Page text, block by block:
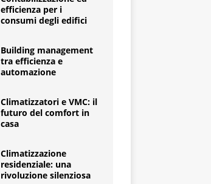
efficienza per i
consumi degli edifici
Building management
tra efficienza e
automazione
Climatizzatori e VMC: il
futuro del comfort in
casa
Climatizzazione
residenziale: una
rivoluzione silenziosa